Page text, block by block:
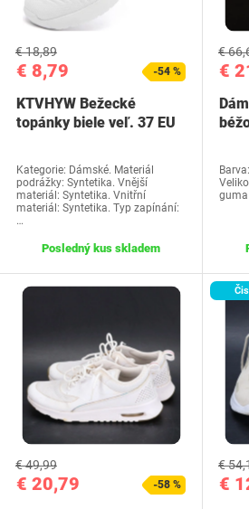
€ 8,79
€ 18,89
-54 %
KTVHYW Bežecké
topánky biele veľ. 37 EU
Kategorie: Dámské. Materiál
podrážky: Syntetika. Vnější
materiál: Syntetika. Vnitřní
materiál: Syntetika. Typ zapínání:
…
Posledný kus skladem
€
€
€ 20,79
€ 49,99
-58 % €
€